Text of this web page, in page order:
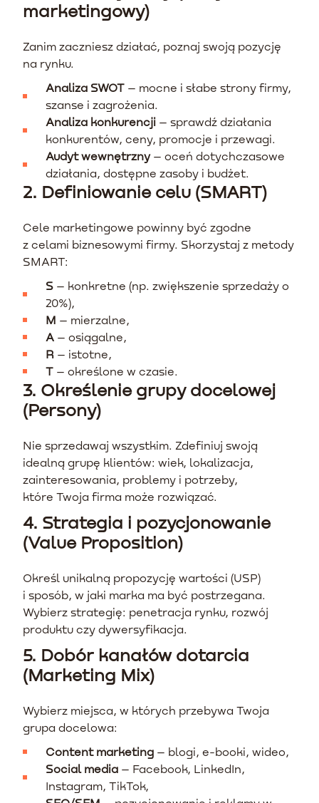
marketingowy)
Zanim zaczniesz działać, poznaj swoją pozycję
na rynku.
Analiza SWOT – mocne i słabe strony firmy,
szanse i zagrożenia.
Analiza konkurencji – sprawdź działania
konkurentów, ceny, promocje i przewagi.
Audyt wewnętrzny– oceń dotychczasowe
działania, dostępne zasoby i budżet.
2. Definiowanie celu (SMART)
Cele marketingowe powinny być zgodne
z celami biznesowymi firmy. Skorzystaj z metody
SMART:
S – konkretne (np. zwiększenie sprzedaży o
20%),
M – mierzalne,
A – osiągalne,
R – istotne,
T – określone w czasie.
3. Określenie grupy docelowej
(Persony)
Nie sprzedawaj wszystkim. Zdefiniuj swoją
idealną grupę klientów: wiek, lokalizacja,
zainteresowania, problemy i potrzeby,
które Twoja firma może rozwiązać.
4. Strategia i pozycjonowanie
(Value Proposition)
Określ unikalną propozycję wartości (USP)
i sposób, w jaki marka ma być postrzegana.
Wybierz strategię: penetracja rynku, rozwój
produktu czy dywersyfikacja.
5. Dobór kanałów dotarcia
(Marketing Mix)
Wybierz miejsca, w których przebywa Twoja
grupa docelowa:
Content marketing – blogi, e-booki, wideo,
Social media – Facebook, LinkedIn,
Instagram, TikTok,